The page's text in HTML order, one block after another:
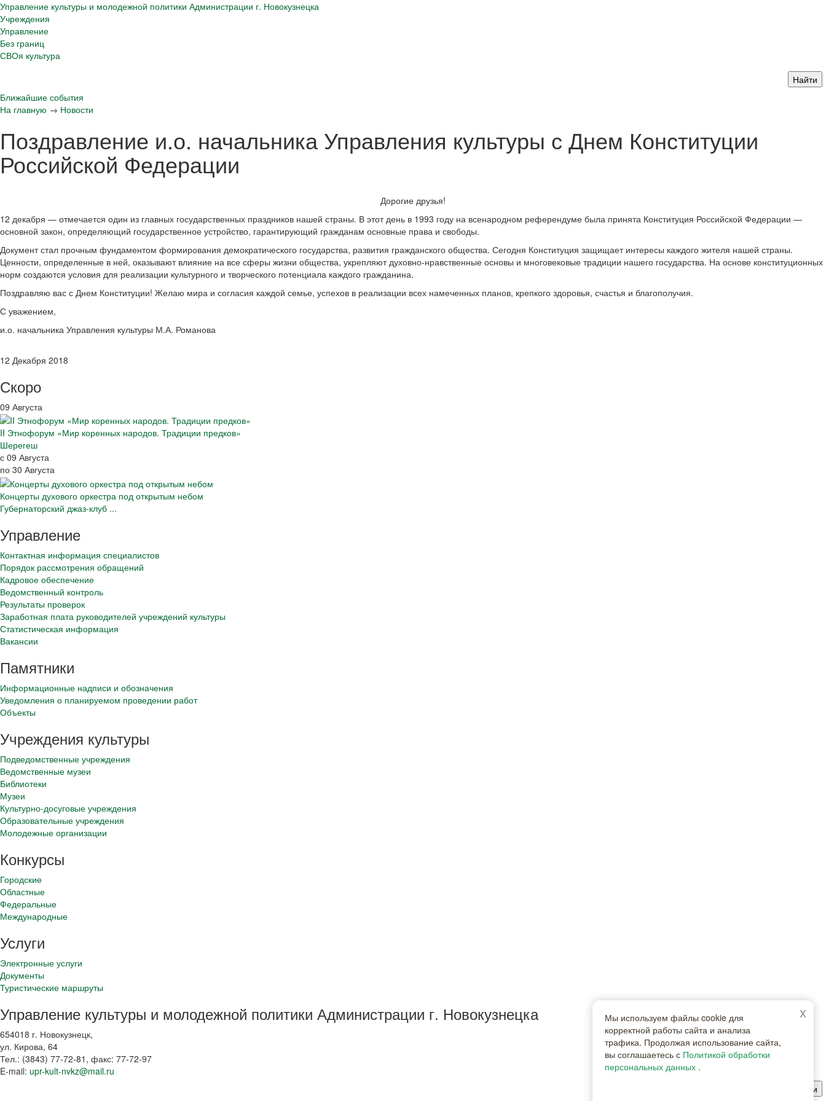
Управление культуры и молодежной политики Администрации г. Новокузнецка
Учреждения
Управление
Без границ
СВОя культура
Ближайшие события
На главную → Новости
Поздравление и.о. начальника Управления культуры с Днем Конституции
Российской Федерации
Дорогие друзья!
12 декабря — отмечается один из главных государственных праздников нашей страны. В этот день в 1993 году на всенародном референдуме была принята Конституция Российской Федерации —
основной закон, определяющий государственное устройство, гарантирующий гражданам основные права и свободы.
Документ стал прочным фундаментом формирования демократического государства, развития гражданского общества. Сегодня Конституция защищает интересы каждого жителя нашей страны.
Ценности, определенные в ней, оказывают влияние на все сферы жизни общества, укрепляют духовно-нравственные основы и многовековые традиции нашего государства. На основе конституционных
норм создаются условия для реализации культурного и творческого потенциала каждого гражданина.
Поздравляю вас с Днем Конституции! Желаю мира и согласия каждой семье, успехов в реализации всех намеченных планов, крепкого здоровья, счастья и благополучия.
С уважением,
и.о. начальника Управления культуры М.А. Романова
12 Декабря 2018
Скоро
09 Августа
II Этнофорум «Мир коренных народов. Традиции предков»
Шерегеш
с 09 Августа
по 30 Августа
Концерты духового оркестра под открытым небом
Губернаторский джаз-клуб ...
Управление
Контактная информация специалистов
Порядок рассмотрения обращений
Кадровое обеспечение
Ведомственный контроль
Результаты проверок
Заработная плата руководителей учреждений культуры
Статистическая информация
Вакансии
Памятники
Информационные надписи и обозначения
Уведомления о планируемом проведении работ
Объекты
Учреждения культуры
Подведомственные учреждения
Ведомственные музеи
Библиотеки
Музеи
Культурно-досуговые учреждения
Образовательные учреждения
Молодежные организации
Конкурсы
Городские
Областные
Федеральные
Международные
Услуги
Электронные услуги
Документы
Туристические маршруты
Управление культуры и молодежной политики Администрации г. Новокузнецка
654018 г. Новокузнецк,
ул. Кирова, 64
Тел.: (3843) 77-72-81 , факс: 77-72-97
E-mail: upr-kult-nvkz@mail.ru
x
Мы используем файлы cookie для
корректной работы сайта и анализа
трафика. Продолжая использование сайта,
вы соглашаетесь с Политикой обработки
персональных данных .